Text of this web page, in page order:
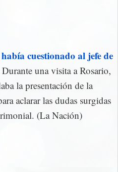
cuestionado al jefe de
Durante una visita a Rosario,
la presentación de la
aclarar las dudas surgidas
(La Nación)